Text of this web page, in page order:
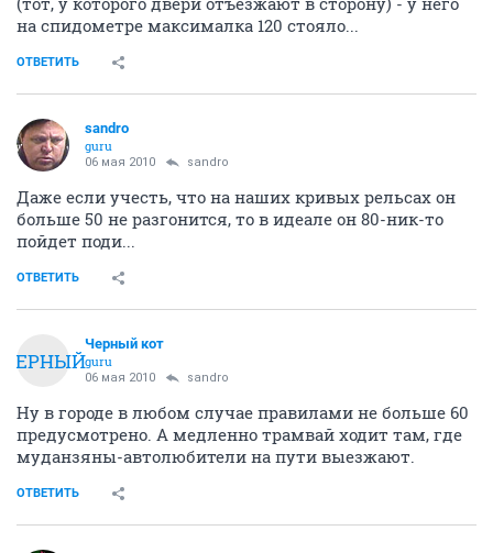
на спидометре максималка 120 стояло...
ОТВЕТИТЬ
sandro
guru
06 мая 2010 sandro
Даже если учесть, что на наших кривых рельсах он
больше 50 не разгонится, то в идеале он 80-ник-то
пойдет поди...
ОТВЕТИТЬ
ЧЕРНЫЙ
Черный кот
guru
06 мая 2010 sandro
Ну в городе в любом случае правилами не больше 60
предусмотрено. А медленно трамвай ходит там, где
муданзяны-автолюбители на пути выезжают.
ОТВЕТИТЬ